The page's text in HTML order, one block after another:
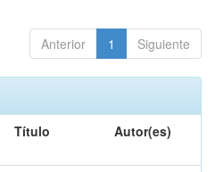
Anterior 1 Siguiente
Título Autor(es)